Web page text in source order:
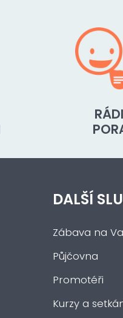
DALŠÍ
Zábava na
Půjčovna
Promotéři
Kurzy a